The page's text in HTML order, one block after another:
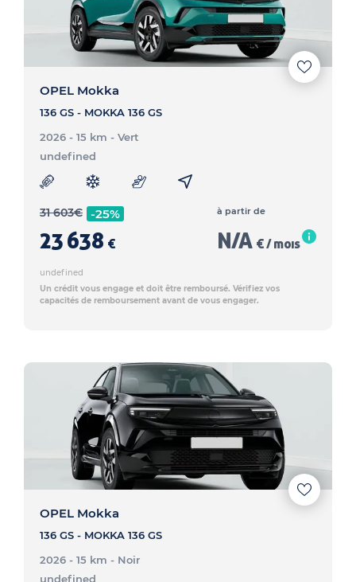
OPEL Mokka
136 GS - MOKKA 136 GS
2026 - 15 km - Vert
undefined
31 603€ -25%
23 638 €
à partir de
N/A € / mois
undefined
Un crédit vous engage et doit être remboursé. Vérifiez vos
capacités de remboursement avant de vous engager.
OPEL Mokka
136 GS - MOKKA 136 GS
2026 - 15 km - Noir
undefined